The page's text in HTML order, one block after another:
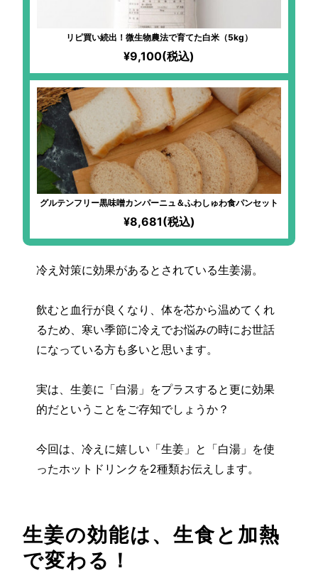
リピ買い続出！微生物農法で育てた白米（5kg）
¥9,100(税込)
グルテンフリー黒味噌カンパーニュ＆ふわしゅわ食パンセット
¥8,681(税込)
冷え対策に効果があるとされている生姜湯。
飲むと血行が良くなり、体を芯から温めてくれ
るため、寒い季節に冷えでお悩みの時にお世話
になっている方も多いと思います。
実は、生姜に「白湯」をプラスすると更に効果
的だということをご存知でしょうか？
今回は、冷えに嬉しい「生姜」と「白湯」を使
ったホットドリンクを2種類お伝えします。
生姜の効能は、生食と加熱
で変わる！